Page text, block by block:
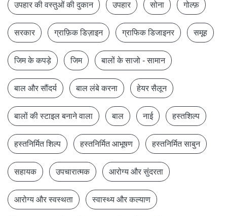
उपहार की वस्तुओं की दुकान उपहार सोना गोल्फ़
सरकार ग्राफ़िक डिज़ाइन ग्राफिक डिजाइनर समूह
जिम के कपड़े जिम बालों के साजो - सामान
बाल और सौंदर्य बाल लंबे करना हेयर सैलून
बालों की स्टाइल बनाने वाला बाल नाई हस्तशिल्प
हस्तनिर्मित शिल्प हस्तनिर्मित आभूषण हस्तनिर्मित साबुन
सहायक उपचारात्मक आरोग्य और सुंदरता
आरोग्य और स्वस्थता स्वास्थ्य और कल्याण